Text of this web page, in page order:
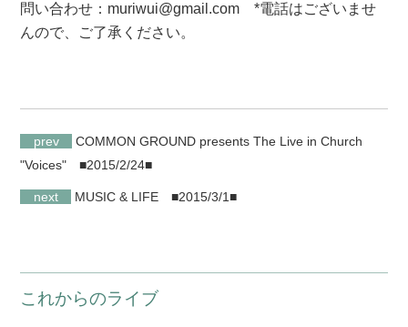
問い合わせ：muriwui@gmail.com *電話はございませ
んので、ご了承ください。
prev
COMMON GROUND presents The Live in Church
"Voices" ■2015/2/24■
next MUSIC & LIFE■2015/3/1■
これからのライブ